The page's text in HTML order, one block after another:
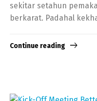
sekitar setahun
berkarat. Padahal
Continue reading